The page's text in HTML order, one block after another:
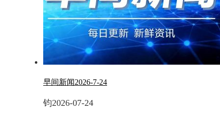
早间新闻2026-7-24
钧2026-07-24